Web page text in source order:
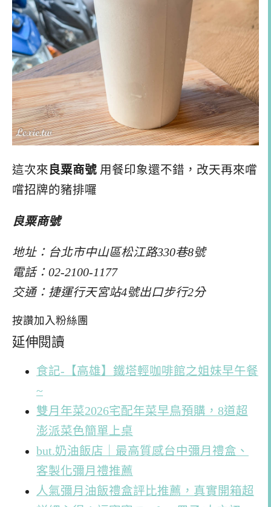
這次來 良粟商號 用餐印象還不錯，改天再來嚐
嚐招牌的豬排囉
良粟商號
地址：台北市中山區松江路330巷8號
電話：02-2100-1177
交通：捷運行天宮站4號出口步行2分
按讚加入粉絲團
延伸閱讀
食記-【高雄】鐵塔輕咖啡館之姐妹早午餐
~
雙月年菜2026宅配年菜早鳥預購，8道超
澎派菜色簡單上桌
but.奶油飯店｜最高質感台中彌月禮盒、
客製化彌月禮推薦
人氣彌月油飯禮盒評比推薦，真實開箱超